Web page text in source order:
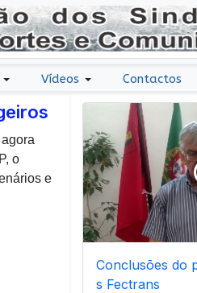
Vídeos Contactos
o
e
com
Conclusões do
s Fectrans